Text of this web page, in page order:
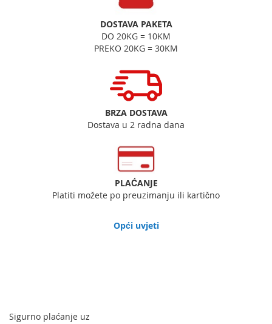
DOSTAVA PAKETA
DO 20KG = 10KM
PREKO 20KG = 30KM
BRZA DOSTAVA
Dostava u 2 radna dana
PLAĆANJE
Platiti možete po preuzimanju ili kartično
Opći uvjeti
Sigurno plaćanje uz